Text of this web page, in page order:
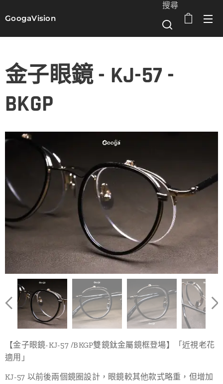
GoogaVision
搜尋
金子眼鏡 - KJ-57 -
BKGP
【金子眼鏡-KJ-57 /BKGP雙鏡鈦金屬鏡框登場】「近視老花
適用」
KJ-57 以前後兩個鏡圈設計，眼鏡較其他款式略重，但增加